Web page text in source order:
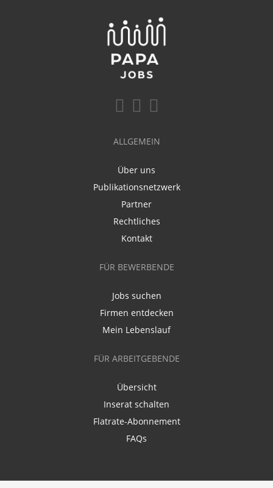
ALLGEMEIN
Über uns
Publikationsnetzwerk
Partner
Rechtliches
Kontakt
FÜR BEWERBENDE
Jobs suchen
Firmen entdecken
Mein Lebenslauf
FÜR ARBEITGEBENDE
Übersicht
Inserat schalten
Flatrate-Abonnement
FAQs